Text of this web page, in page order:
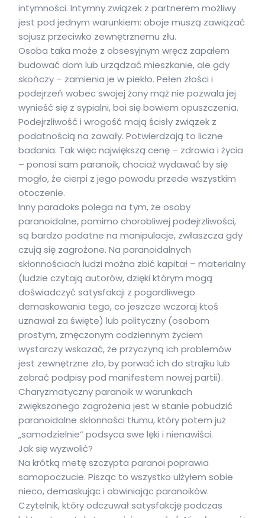
intymności. Intymny związek z partnerem możliwy
jest pod jednym warunkiem: oboje muszą zawiązać
sojusz przeciwko zewnętrznemu złu.
Osoba taka może z obsesyjnym wręcz zapałem
budować dom lub urządzać mieszkanie, ale gdy
skończy – zamienia je w piekło. Pełen złości i
podejrzeń wobec swojej żony mąż nie pozwala jej
wynieść się z sypialni, boi się bowiem opuszczenia.
Podejrzliwość i wrogość mają ścisły związek z
podatnością na zawały. Potwierdzają to liczne
badania. Tak więc największą cenę – zdrowia i życia
– ponosi sam paranoik, chociaż wydawać by się
mogło, że cierpi z jego powodu przede wszystkim
otoczenie.
Inny paradoks polega na tym, że osoby
paranoidalne, pomimo chorobliwej podejrzliwości,
są bardzo podatne na manipulacje, zwłaszcza gdy
czują się zagrożone. Na paranoidalnych
skłonnościach ludzi można zbić kapitał – materialny
(ludzie czytają autorów, dzięki którym mogą
doświadczyć satysfakcji z pogardliwego
demaskowania tego, co jeszcze wczoraj ktoś
uznawał za święte) lub polityczny (osobom
prostym, zmęczonym codziennym życiem
wystarczy wskazać, że przyczyną ich problemów
jest zewnętrzne zło, by porwać ich do strajku lub
zebrać podpisy pod manifestem nowej partii).
Charyzmatyczny paranoik w warunkach
zwiększonego zagrożenia jest w stanie pobudzić
paranoidalne skłonności tłumu, który potem już
„samodzielnie” podsyca swe lęki i nienawiści.
Jak się wyzwolić?
Na krótką metę szczypta paranoi poprawia
samopoczucie. Pisząc to wszystko ulżyłem sobie
nieco, demaskując i obwiniając paranoików.
Czytelnik, który odczuwał satysfakcję podczas